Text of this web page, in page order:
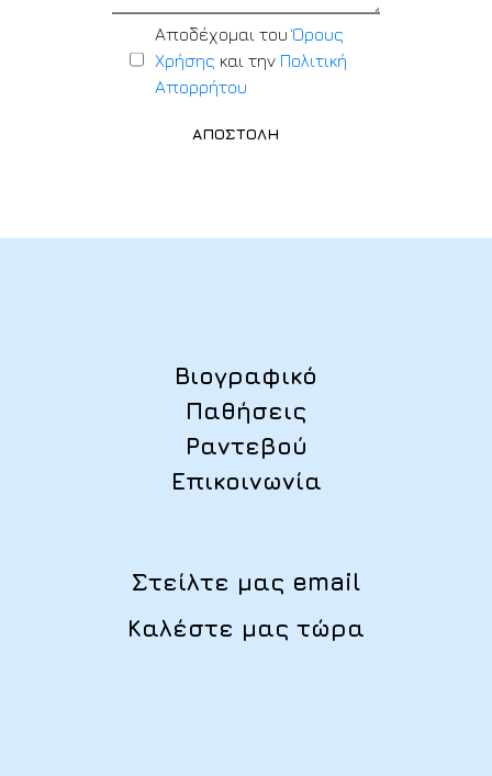
Αποδέχομαι τουΌρους
Χρήσης και την Πολιτική
Απορρήτου
Στείλτε μας email
Καλέστε μας τώρα
Βιογραφικό
Παθήσεις
Ραντεβού
Επικοινωνία